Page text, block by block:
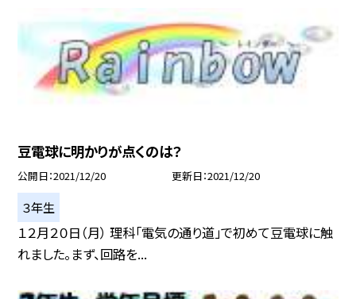
豆電球に明かりが点くのは？
公開日 2021/12/20 更新日 2021/12/20
３年生
１２月２０日（月） 理科「電気の通り道」で初めて豆電球に触
れました。まず、回路を...